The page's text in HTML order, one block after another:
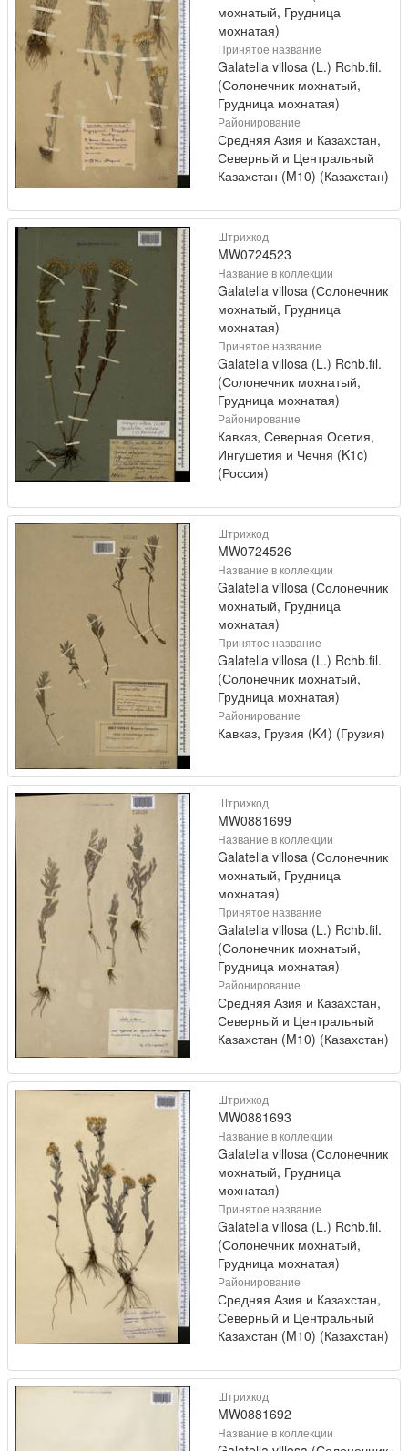
мохнатый, Грудница
мохнатая)
Принятое название
Galatella villosa (L.) Rchb.fil.
(Солонечник мохнатый,
Грудница мохнатая)
Районирование
Средняя Азия и Казахстан,
Северный и Центральный
Казахстан (M10) (Казахстан)
Штрихкод
MW0724523
Название в коллекции
Galatella villosa (Солонечник
мохнатый, Грудница
мохнатая)
Принятое название
Galatella villosa (L.) Rchb.fil.
(Солонечник мохнатый,
Грудница мохнатая)
Районирование
Кавказ, Северная Осетия,
Ингушетия и Чечня (K1c)
(Россия)
Штрихкод
MW0724526
Название в коллекции
Galatella villosa (Солонечник
мохнатый, Грудница
мохнатая)
Принятое название
Galatella villosa (L.) Rchb.fil.
(Солонечник мохнатый,
Грудница мохнатая)
Районирование
Кавказ, Грузия (K4) (Грузия)
Штрихкод
MW0881699
Название в коллекции
Galatella villosa (Солонечник
мохнатый, Грудница
мохнатая)
Принятое название
Galatella villosa (L.) Rchb.fil.
(Солонечник мохнатый,
Грудница мохнатая)
Районирование
Средняя Азия и Казахстан,
Северный и Центральный
Казахстан (M10) (Казахстан)
Штрихкод
MW0881693
Название в коллекции
Galatella villosa (Солонечник
мохнатый, Грудница
мохнатая)
Принятое название
Galatella villosa (L.) Rchb.fil.
(Солонечник мохнатый,
Грудница мохнатая)
Районирование
Средняя Азия и Казахстан,
Северный и Центральный
Казахстан (M10) (Казахстан)
Штрихкод
MW0881692
Название в коллекции